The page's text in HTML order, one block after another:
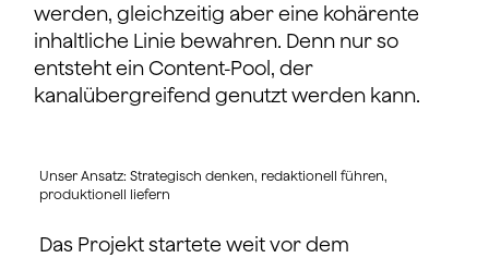
Unser Ansatz: Strategisch denken, redaktionell führen,
produktionell liefern
Das Projekt startete weit vor dem
werden, gleichzeitig aber eine kohärente
inhaltliche Linie bewahren. Denn nur so
entsteht ein Content-Pool, der
kanalübergreifend genutzt werden kann.